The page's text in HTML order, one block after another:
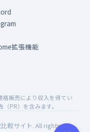
拡張機能
販売により収入を得てい
PR）を含みます。
比較サイト. All rights